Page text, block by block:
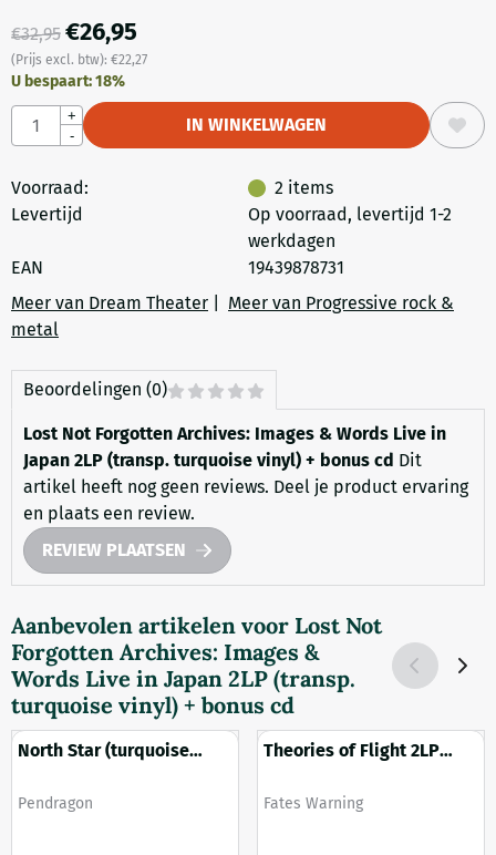
€32,95 €26,95
(Prijs excl. btw): €22,27
U bespaart:18%
Aantal
+
-
IN WINKELWAGEN
Voorraad: 2 items
Levertijd
Op voorraad, levertijd 1-2
werkdagen
EAN
19439878731
Meer van Dream Theater
Meer van Progressive rock &
metal
Beoordelingen (0)
Lost Not Forgotten Archives: Images & Words Live in
Japan 2LP (transp. turquoise vinyl) + bonus cd Dit
artikel heeft nog geen reviews. Deel je product ervaring
en plaats een review.
REVIEW PLAATSEN
Aanbevolen artikelen voor Lost Not
Forgotten Archives: Images &
Words Live in Japan 2LP (transp.
turquoise vinyl) + bonus cd
North Star (turquoise
Merk:
Pendragon
Theories of Flight 2LP
Merk:
Fates Warning